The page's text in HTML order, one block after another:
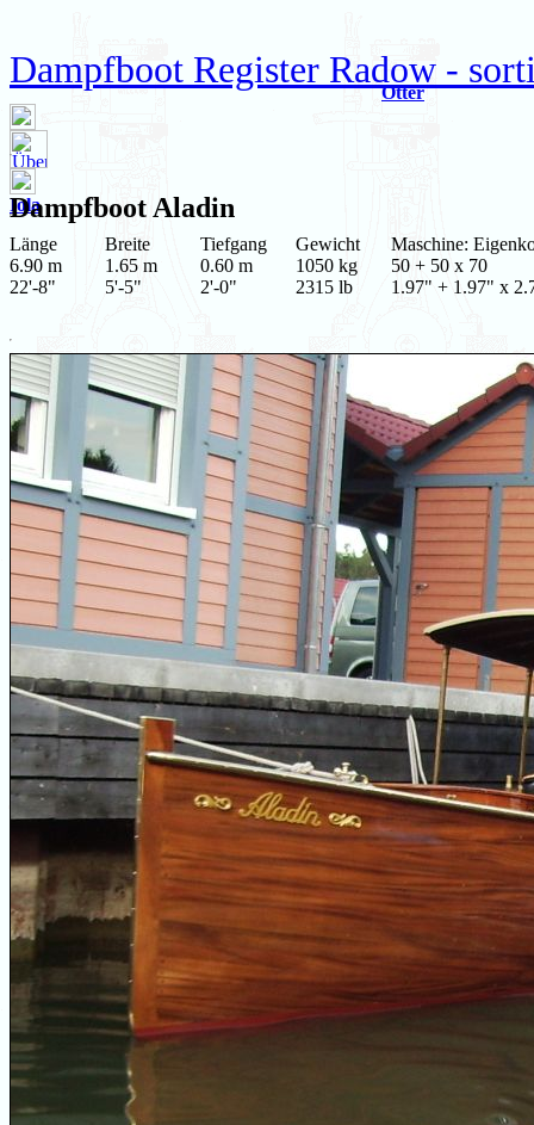
Dampfboot Register Radow -
Otter
Iola
Dampfboot Aladin
Länge
6.90 m
22'-8"
Breite
1.65 m
5'-5"
Tiefgang
0.60 m
2'-0"
Gewicht
1050 kg
2315 lb
Maschine:
50 + 50 x 70
1.97" + 1.97" x